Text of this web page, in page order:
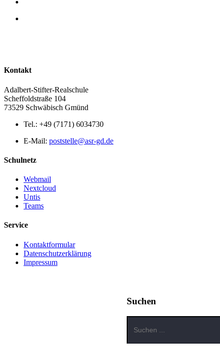
Kontakt
Adalbert-Stifter-Realschule
Scheffoldstraße 104
73529 Schwäbisch Gmünd
Tel.: +49 (7171) 6034730
E-Mail: poststelle@asr-gd.de
Schulnetz
Webmail
Nextcloud
Untis
Teams
Service
Kontaktformular
Datenschutzerklärung
Impressum
Suchen